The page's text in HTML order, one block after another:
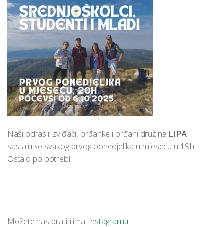
Naši odrasli izviđači, brđanke i brđani družine LIPA
sastaju se svakog prvog ponedjeljka u mjesecu u 19h.
Ostalo po potrebi.
Možete nas pratiti i na instagramu.